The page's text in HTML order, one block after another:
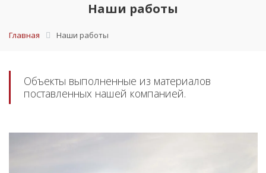
Наши работы
Главная Наши работы
Объекты выполненные из материалов
поставленных нашей компанией.